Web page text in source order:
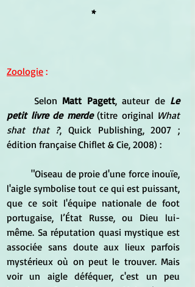
*
Zoologie :
	Selon
Matt Pagett, auteur de Le
petit livre de merde (titre original What
shat that ?, Quick Publishing, 2007 ;
édition française Chiflet & Cie, 2008) :
	"Oiseau de proie d'une force inouïe,
l'aigle symbolise tout ce qui est puissant,
que ce soit l'équipe nationale de foot
portugaise, l’État Russe, ou Dieu lui-
même. Sa réputation quasi mystique est
associée sans doute aux lieux parfois
mystérieux où on peut le trouver. Mais
voir un aigle déféquer, c'est un peu